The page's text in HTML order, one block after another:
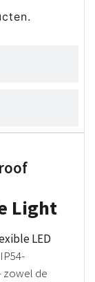
Light
LED
zowel de